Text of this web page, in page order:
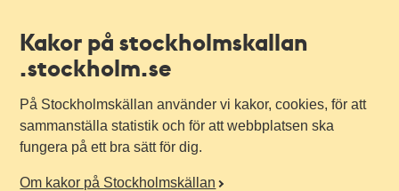
Kakor på stockholmskallan
.stockholm.se
På Stockholmskällan använder vi kakor, cookies, för att
sammanställa statistik och för att webbplatsen ska
fungera på ett bra sätt för dig.
Om kakor på Stockholmskällan